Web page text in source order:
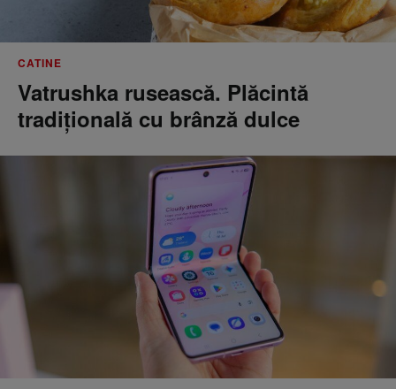
CATINE
Vatrushka rusească. Plăcintă
tradițională cu brânză dulce